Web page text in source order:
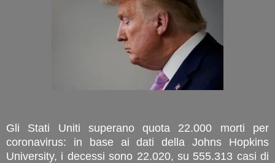
Gli Stati Uniti superano quota 22.000 morti per
coronavirus: in base ai dati della Johns Hopkins
University, i decessi sono 22.020, su 555.313 casi di